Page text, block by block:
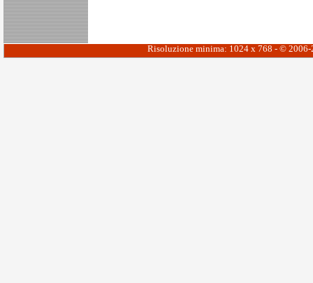
Risoluzione minima: 1024 x 768 - ©